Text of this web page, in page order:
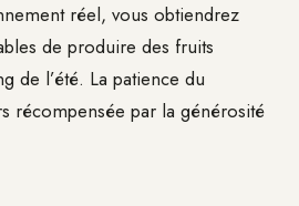
réel, vous obtiendrez
de produire des fruits
de l’été. La patience du
récompensée par la générosité